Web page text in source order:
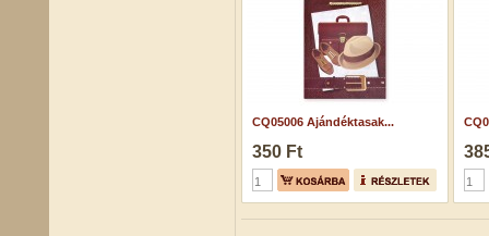
CQ05006 Ajándéktasak...
350 Ft